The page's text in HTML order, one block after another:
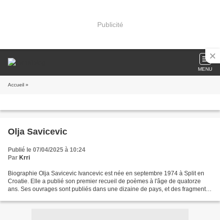
Publicité
MENU
Accueil »
Olja Savicevic
Publié le 07/04/2025 à 10:24
Par Krri
Biographie Olja Savicevic Ivancevic est née en septembre 1974 à Split en
Croatie. Elle a publié son premier recueil de poèmes à l'âge de quatorze
ans. Ses ouvrages sont publiés dans une dizaine de pays, et des fragments